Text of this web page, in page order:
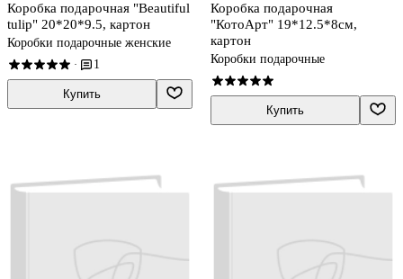
Коробка подарочная "Beautiful
tulip" 20*20*9.5, картон
Коробки подарочные женские
· 1
Купить
Коробка подарочная
"КотоАрт" 19*12.5*8см,
картон
Коробки подарочные
Купить